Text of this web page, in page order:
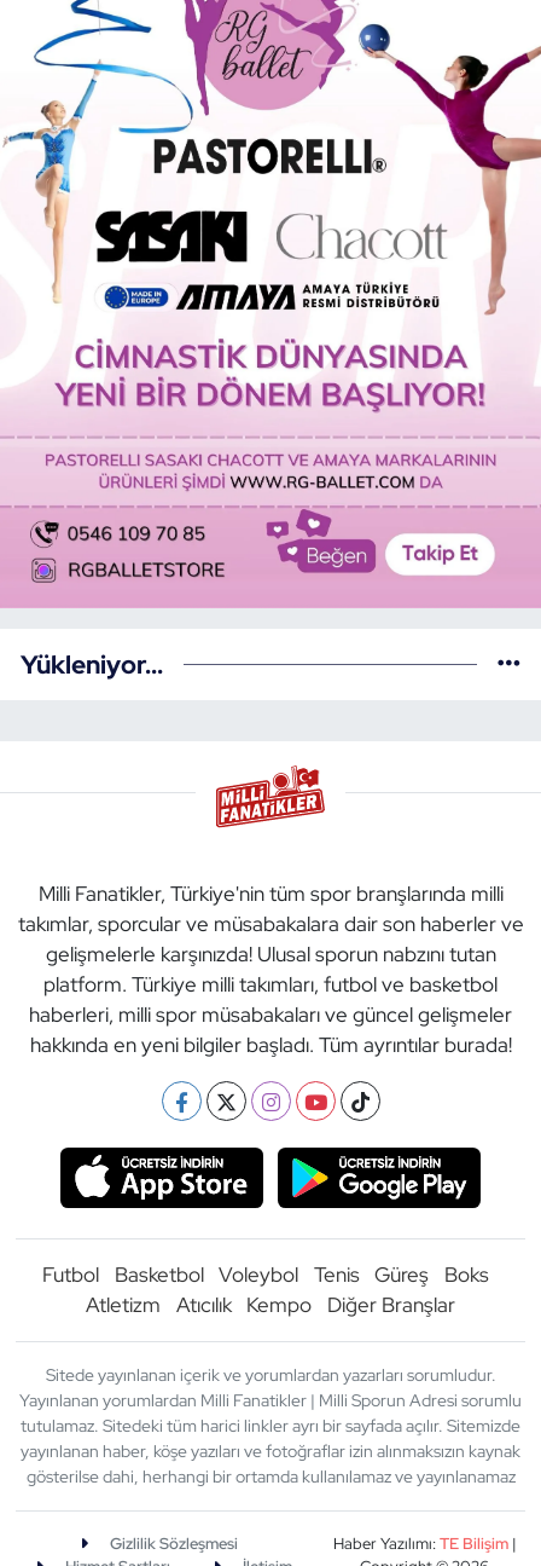
Yükleniyor...
Milli Fanatikler, Türkiye'nin tüm spor branşlarında milli
takımlar, sporcular ve müsabakalara dair son haberler ve
gelişmelerle karşınızda! Ulusal sporun nabzını tutan
platform. Türkiye milli takımları, futbol ve basketbol
haberleri, milli spor müsabakaları ve güncel gelişmeler
hakkında en yeni bilgiler başladı. Tüm ayrıntılar burada!
Futbol Basketbol Voleybol Tenis Güreş
Boks
Atletizm
Atıcılık Kempo Diğer Branşlar
Sitede yayınlanan içerik ve yorumlardan yazarları sorumludur.
Yayınlanan yorumlardan Milli Fanatikler | Milli Sporun Adresi sorumlu
tutulamaz. Sitedeki tüm harici linkler ayrı bir sayfada açılır. Sitemizde
yayınlanan haber, köşe yazıları ve fotoğraflar izin alınmaksızın kaynak
gösterilse dahi, herhangi bir ortamda kullanılamaz ve yayınlanamaz
Gizlilik Sözleşmesi
Haber Yazılımı:TE Bilişim|